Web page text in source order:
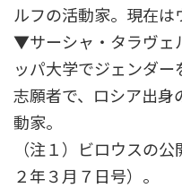
ルフの活動家。現在は
▼サーシャ・タラヴェ
ッパ大学でジェンダ
志願者で、ロシア出身
動家。
（注１）ビロウスの
２年３月７日号）。